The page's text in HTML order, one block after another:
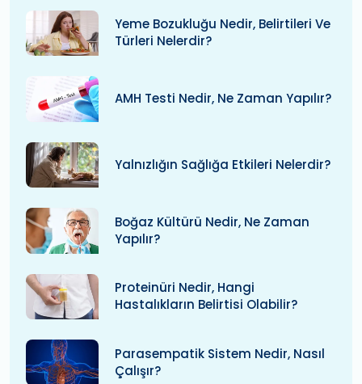
Yeme Bozukluğu Nedir, Belirtileri Ve
Türleri Nelerdir?
AMH Testi Nedir, Ne Zaman Yapılır?
Yalnızlığın Sağlığa Etkileri Nelerdir?
Boğaz Kültürü Nedir, Ne Zaman
Yapılır?
Proteinüri Nedir, Hangi
Hastalıkların Belirtisi Olabilir?
Parasempatik Sistem Nedir, Nasıl
Çalışır?